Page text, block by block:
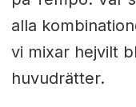
alla
vi mixar hejvilt
huvudrätter.